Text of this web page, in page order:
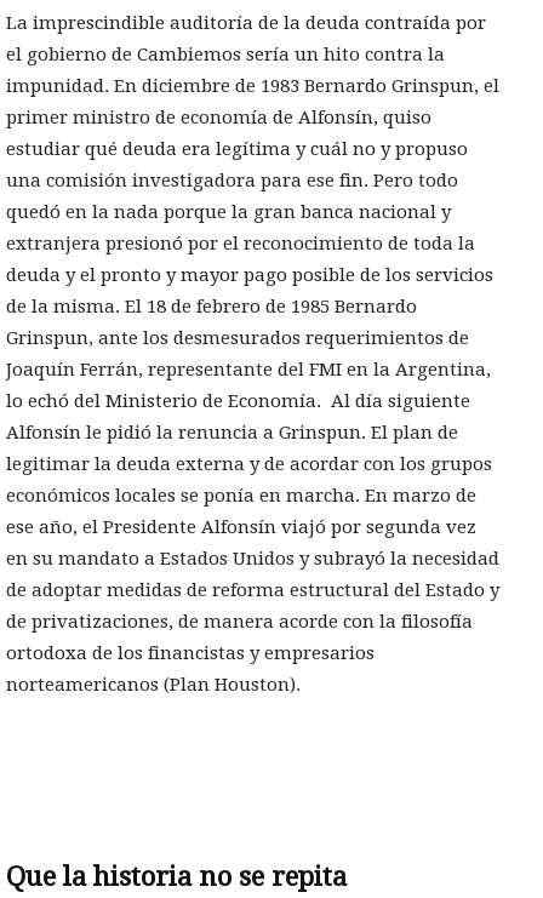
La imprescindible auditoría de la deuda contraída por
el gobierno de Cambiemos sería un hito contra la
impunidad. En diciembre de 1983 Bernardo Grinspun, el
primer ministro de economía de Alfonsín, quiso
estudiar qué deuda era legítima y cuál no y propuso
una comisión investigadora para ese fin. Pero todo
quedó en la nada porque la gran banca nacional y
extranjera presionó por el reconocimiento de toda la
deuda y el pronto y mayor pago posible de los servicios
de la misma. El 18 de febrero de 1985 Bernardo
Grinspun, ante los desmesurados requerimientos de
Joaquín Ferrán, representante del FMI en la Argentina,
lo echó del Ministerio de Economía. Al día siguiente
Alfonsín le pidió la renuncia a Grinspun. El plan de
legitimar la deuda externa y de acordar con los grupos
económicos locales se ponía en marcha. En marzo de
ese año, el Presidente Alfonsín viajó por segunda vez
en su mandato a Estados Unidos y subrayó la necesidad
de adoptar medidas de reforma estructural del Estado y
de privatizaciones, de manera acorde con la filosofía
ortodoxa de los financistas y empresarios
norteamericanos (Plan Houston).
Que la historia no se repita